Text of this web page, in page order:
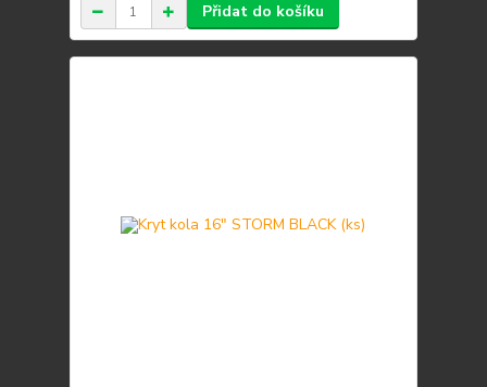
Přidat do košíku